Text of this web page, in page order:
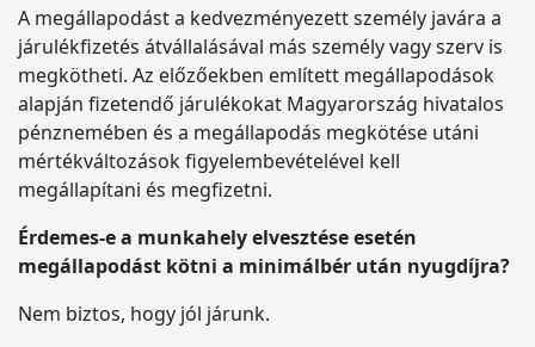
A megállapodást a kedvezményezett személy javára a
járulékfizetés átvállalásával más személy vagy szerv is
megkötheti. Az előzőekben említett megállapodások
alapján fizetendő járulékokat Magyarország hivatalos
pénznemében és a megállapodás megkötése utáni
mértékváltozások figyelembevételével kell
megállapítani és megfizetni.
Érdemes-e a munkahely elvesztése esetén
megállapodást kötni a minimálbér után nyugdíjra?
Nem biztos, hogy jól járunk.